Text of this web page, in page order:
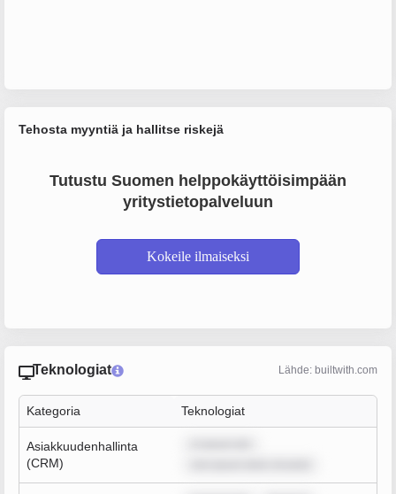
Tehosta myyntiä ja hallitse riskejä
Tutustu Suomen helppokäyttöisimpään
yritystietopalveluun
Kokeile ilmaiseksi
Teknologiat Lähde: builtwith.com
Kategoria Teknologiat
Asiakkuudenhallinta
(CRM)